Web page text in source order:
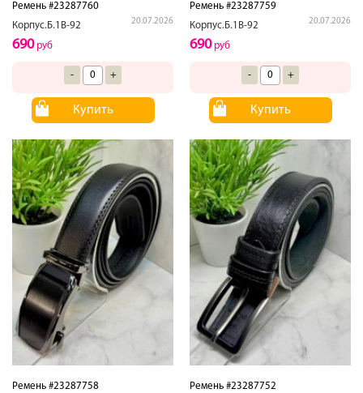
Ремень #23287760
Корпус.Б.1В-92
20.07.2026
690руб
- +
Купить
Ремень #23287759
Корпус.Б.1В-92
20.07.2026
690руб
- +
Купить
Ремень #23287758
Ремень #23287752